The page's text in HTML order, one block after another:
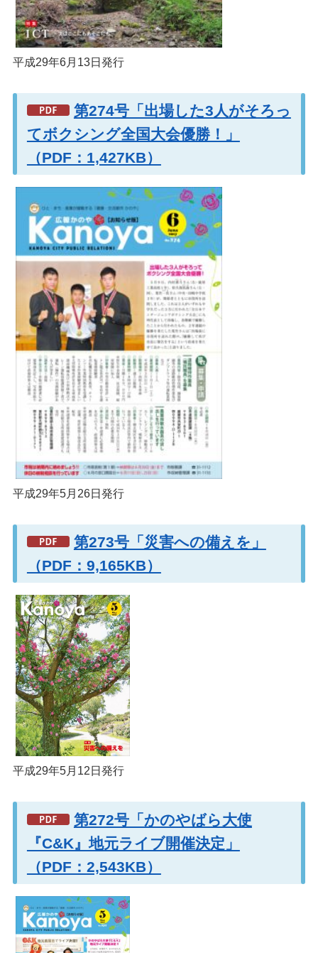
平成29年6月13日発行
第274号「出場した3人がそろっ
てボクシング全国大会優勝！」
（PDF：1,427KB）
平成29年5月26日発行
第273号「災害への備えを」
（PDF：9,165KB）
平成29年5月12日発行
第272号「かのやばら大使
『C&K』地元ライブ開催決定」
（PDF：2,543KB）